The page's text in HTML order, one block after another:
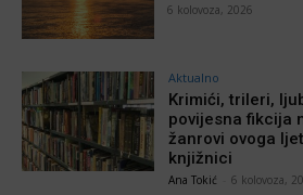
6 kolovoza, 2026
Aktualno
Krimići, trileri,
povijesna fikcija
žanrovi ovoga
knjižnici
Ana Tokić 6 kolovoza,